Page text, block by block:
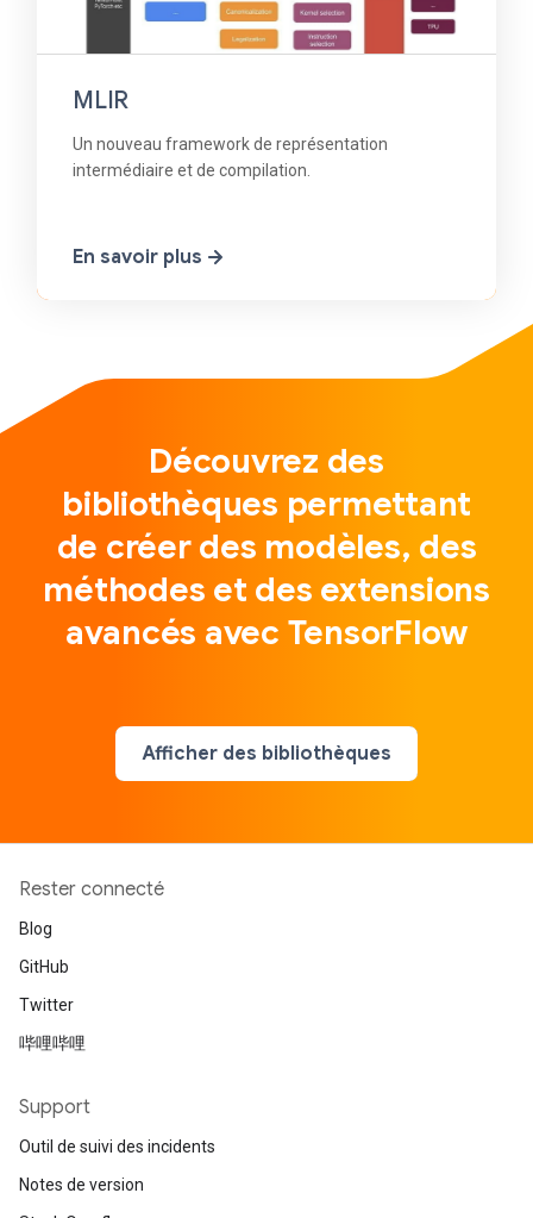
MLIR
Un nouveau framework de représentation
intermédiaire et de compilation.
En savoir plus
Découvrez des
bibliothèques permettant
de créer des modèles, des
méthodes et des extensions
avancés avec TensorFlow
Afficher des bibliothèques
Rester connecté
Blog
GitHub
Twitter
哔哩哔哩
Support
Outil de suivi des incidents
Notes de version